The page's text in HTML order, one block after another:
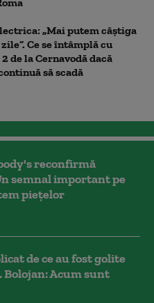
„Mai putem câștiga
Ce se întâmplă cu
de la Cernavodă dacă
să scadă
reconfirmă
semnal important pe
piețelor
de ce au fost golite
Acum sunt